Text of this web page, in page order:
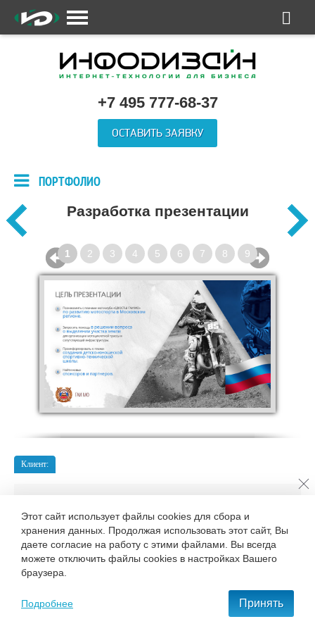
+7 495 777-68-37
ОСТАВИТЬ ЗАЯВКУ
ПОРТФОЛИО
Разработка презентации
1 2 3 4 5 6 7 8 9
Клиент:
ПЕРЕЙТИ В РАЗДЕЛ
«ПРЕЗЕНТАЦИИ»
Как заказать разработку аналогичного сайта или
Этот сайт использует файлы cookies для сбора и
хранения данных. Продолжая использовать этот сайт, Вы
даете согласие на работу с этими файлами. Вы всегда
можете отключить файлы cookies в настройках Вашего
браузера.
Подробнее Принять